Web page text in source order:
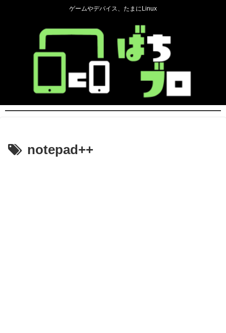
ゲームやデバイス、たまにLinux
notepad++